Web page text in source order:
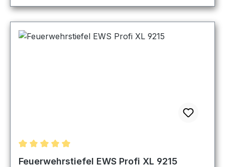
Durchschnittliche Bewertung von 5 von 5 Sternen
Feuerwehrstiefel EWS Profi XL 9215